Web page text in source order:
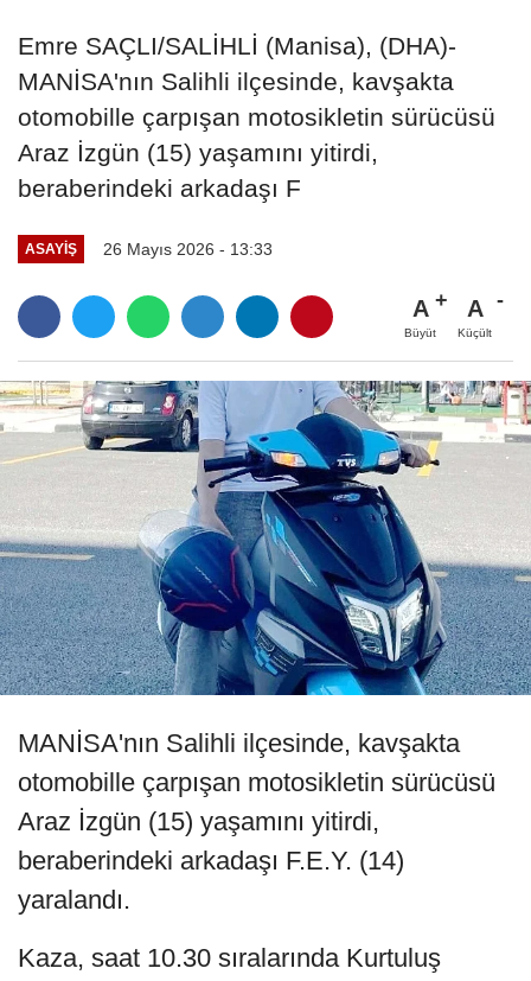
Emre SAÇLI/SALİHLİ (Manisa), (DHA)-
MANİSA'nın Salihli ilçesinde, kavşakta
otomobille çarpışan motosikletin sürücüsü
Araz İzgün (15) yaşamını yitirdi,
beraberindeki arkadaşı F
ASAYIŞ 26 Mayıs 2026 - 13:33
A
Büyüt
A
Küçült
MANİSA'nın Salihli ilçesinde, kavşakta
otomobille çarpışan motosikletin sürücüsü
Araz İzgün (15) yaşamını yitirdi,
beraberindeki arkadaşı F.E.Y. (14)
yaralandı.
Kaza, saat 10.30 sıralarında Kurtuluş